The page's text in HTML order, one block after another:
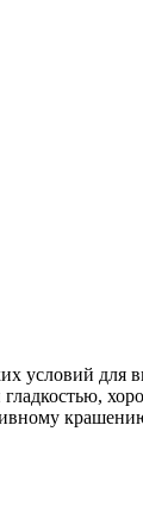
условий
гладкостью,